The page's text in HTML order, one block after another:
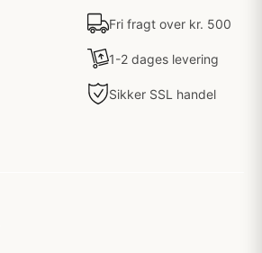
Fri fragt over kr. 500
1-2 dages levering
Sikker SSL handel